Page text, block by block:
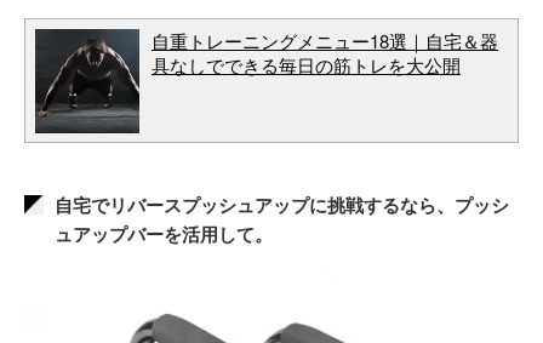
自重トレーニングメニュー18選｜自宅＆器
具なしでできる毎日の筋トレを大公開
自宅でリバースプッシュアップに挑戦するなら、プッシ
ュアップバーを活用して。